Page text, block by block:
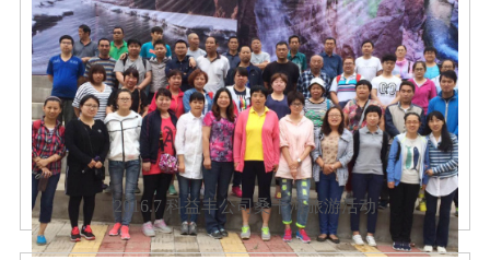
2016.7 科益丰公司桑干河旅游活动